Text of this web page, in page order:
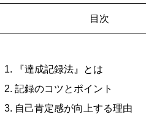
目次
1. 『達成記録法』とは
2. 記録のコツとポイント
3. 自己肯定感が向上する理由